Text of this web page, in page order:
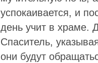
успокаивается, и
день учит в храме.
Спаситель,
они будут